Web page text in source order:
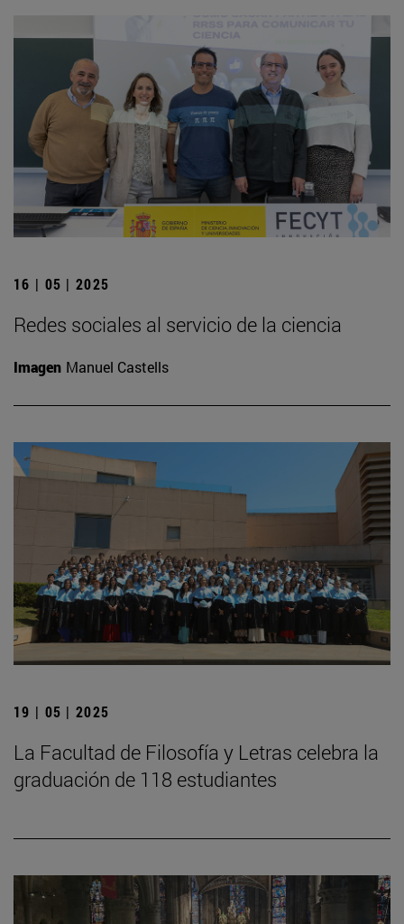
16 | 05 | 2025
Redes sociales al servicio de la ciencia
Imagen Manuel Castells
19 | 05 | 2025
La Facultad de Filosofía y Letras celebra la
graduación de 118 estudiantes